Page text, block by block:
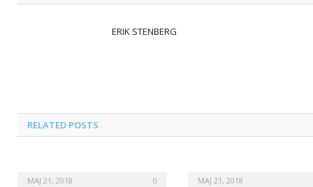
ERIK STENBERG
RELATED POSTS
MAJ 21, 2018 0 MAJ 21, 2018